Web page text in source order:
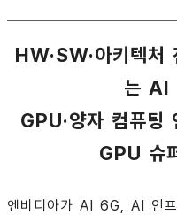
HW·SW·아키텍
는 AI
GPU·양자 컴퓨팅
GPU 슈
엔비디아가 AI 6G, AI 인